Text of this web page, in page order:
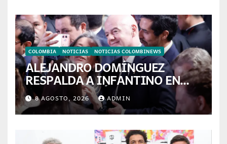
COLOMBIA NOTICIAS NOTICIAS COLOMBINEWS
ALEJANDRO DOMÍNGUEZ
RESPALDA A INFANTINO EN
CALI: «ES EL LÍDER DE LA
TRANSFORMACIÓN DEL
FÚTBOL»
8 AGOSTO, 2026 ADMIN